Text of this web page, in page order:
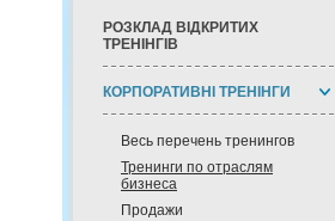
РОЗКЛАД ВІДКРИТИХ
ТРЕНІНГІВ
КОРПОРАТИВНІ ТРЕНІНГИ
Весь перечень тренингов
Тренинги по отраслям
бизнеса
Продажи